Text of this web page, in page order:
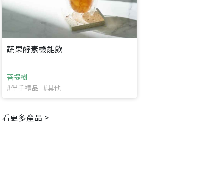
蔬果酵素機能飲
菩提樹
#伴手禮品 #其他
看更多產品 >
返回首頁